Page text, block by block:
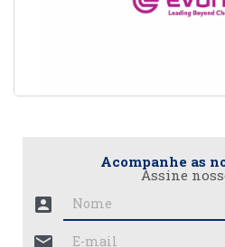
Acompanhe as
Assine
account_box
mail